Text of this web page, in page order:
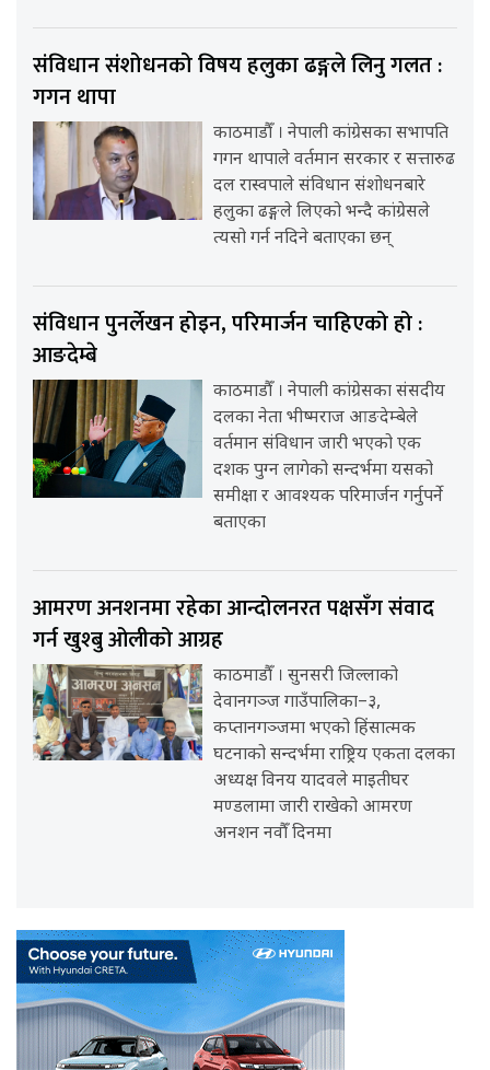
संविधान संशोधनको विषय हलुका ढङ्गले लिनु गलत :
गगन थापा
काठमाडौँ । नेपाली कांग्रेसका सभापति
गगन थापाले वर्तमान सरकार र सत्तारुढ
दल रास्वपाले संविधान संशोधनबारे
हलुका ढङ्गले लिएको भन्दै कांग्रेसले
त्यसो गर्न नदिने बताएका छन्
संविधान पुनर्लेखन होइन, परिमार्जन चाहिएको हो :
आङदेम्बे
काठमाडौँ । नेपाली कांग्रेसका संसदीय
दलका नेता भीष्मराज आङदेम्बेले
वर्तमान संविधान जारी भएको एक
दशक पुग्न लागेको सन्दर्भमा यसको
समीक्षा र आवश्यक परिमार्जन गर्नुपर्ने
बताएका
आमरण अनशनमा रहेका आन्दोलनरत पक्षसँग संवाद
गर्न खुश्बु ओलीको आग्रह
काठमाडौँ । सुनसरी जिल्लाको
देवानगञ्ज गाउँपालिका–३,
कप्तानगञ्जमा भएको हिंसात्मक
घटनाको सन्दर्भमा राष्ट्रिय एकता दलका
अध्यक्ष विनय यादवले माइतीघर
मण्डलामा जारी राखेको आमरण
अनशन नवौँ दिनमा